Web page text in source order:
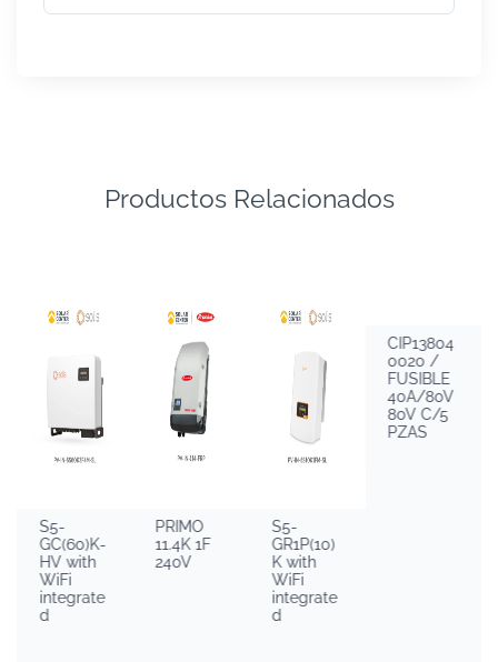
Productos Relacionados
S5-
GC(60)K-
HV with
WiFi
integrate
d
PRIMO
11.4K 1F
240V
S5-
GR1P(10)
K with
WiFi
integrate
d
CIP13804
0020 /
FUSIBLE
40A/80V
80V C/5
PZAS